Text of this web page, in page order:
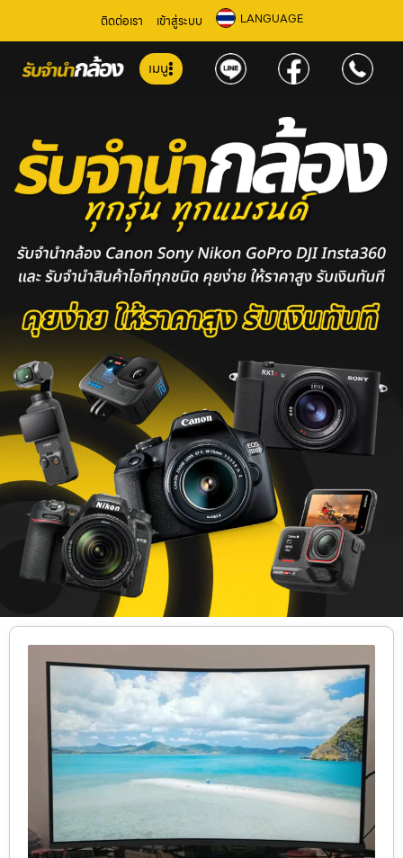
ติดต่อเรา เข้าสู่ระบบ LANGUAGE
เมนู